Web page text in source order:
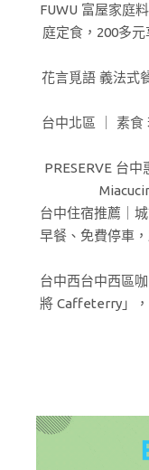
FUWU 富屋家庭
庭定食，200多
花言覓語 義法式
台中北區 ｜ 素食
PRESERVE 台
台中住宿推薦｜
早餐、免費停車
台中西台中西區
將 Caffeterry」